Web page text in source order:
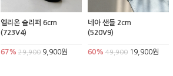
엘리온 슬리퍼 6cm
(723V4)
67% 29,9009,900원
네아 샌들 2cm
(520V9)
60% 49,90019,900원